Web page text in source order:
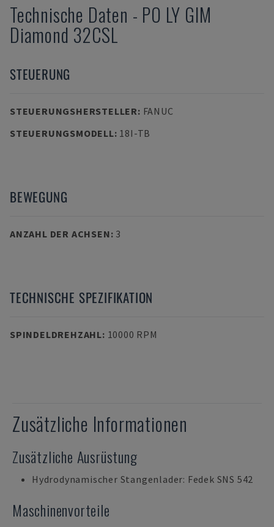
Technische Daten - PO LY GIM
Diamond 32CSL
STEUERUNG
STEUERUNGSHERSTELLER: FANUC
STEUERUNGSMODELL: 18I-TB
BEWEGUNG
ANZAHL DER ACHSEN: 3
TECHNISCHE SPEZIFIKATION
SPINDELDREHZAHL: 10000 RPM
Zusätzliche Informationen
Zusätzliche Ausrüstung
Hydrodynamischer Stangenlader: Fedek SNS 542
Maschinenvorteile